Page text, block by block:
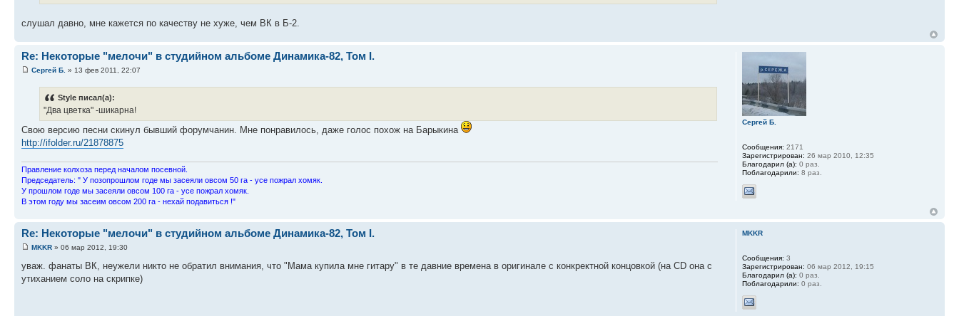
слушал давно, мне кажется по качеству не хуже, чем ВК в Б-2.
Re: Некоторые "мелочи" в студийном альбоме Динамика-82, Том I.
Сергей Б. » 13 фев 2011, 22:07
Style писал(а):
"Два цветка" -шикарна!
Свою версию песни скинул бывший форумчанин. Мне понравилось, даже голос похож на Барыкина
http://ifolder.ru/21878875
Пpавление колхоза пеpед началом посевной.
Пpедседатель: " У позопpошлом годе мы засеяли овсом 50 га - усе пожpал хомяк.
У пpошлом годе мы засеяли овсом 100 га - усе пожpал хомяк.
В этом году мы засеим овсом 200 га - нехай подавиться !"
Сергей Б.
Сообщения: 2171
Зарегистрирован: 26 мар 2010, 12:35
Благодарил (а): 0 раз.
Поблагодарили: 8 раз.
Re: Некоторые "мелочи" в студийном альбоме Динамика-82, Том I.
MKKR » 06 мар 2012, 19:30
уваж. фанаты ВК, неужели никто не обратил внимания, что "Мама купила мне гитару" в те давние времена в оригинале с конкректной концовкой (на CD она с
утиханием соло на скрипке)
MKKR
Сообщения: 3
Зарегистрирован: 06 мар 2012, 19:15
Благодарил (а): 0 раз.
Поблагодарили: 0 раз.